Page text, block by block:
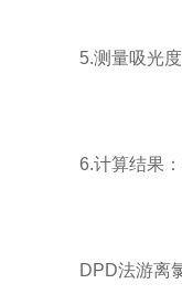
5.测量吸光度
6.计算结果：
DPD法游离氯